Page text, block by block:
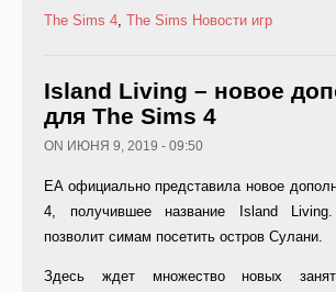
The Sims 4, The Sims Новости игр
Island Living – новое
для The Sims 4
ON ИЮНЯ 9, 2019 - 09:50
EA официально представила новое
4, получившее название Island
позволит симам посетить остров Сулани.
Здесь ждет множество новых